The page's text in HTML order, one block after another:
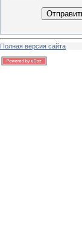
Полная версия сайта